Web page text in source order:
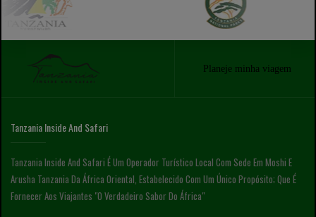
Planeje minha viagem
Tanzania Inside And Safari
Tanzania Inside And Safari É Um Operador Turístico Local Com Sede Em Moshi E
Arusha Tanzania Da África Oriental, Estabelecido Com Um Único Propósito; Que É
Fornecer Aos Viajantes "o Verdadeiro Sabor Do África"